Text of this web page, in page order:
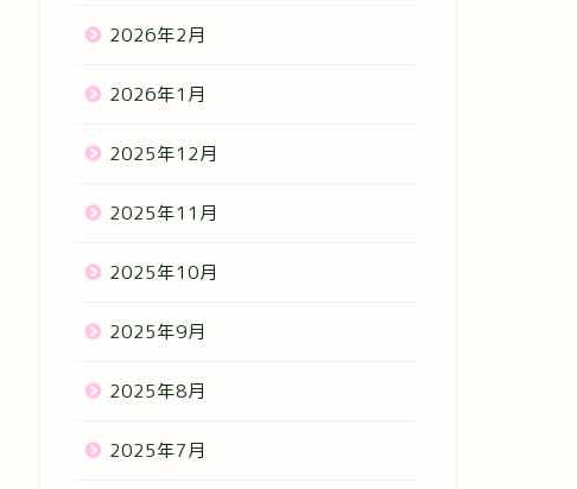
2026年2月
2026年1月
2025年12月
2025年11月
2025年10月
2025年9月
2025年8月
2025年7月